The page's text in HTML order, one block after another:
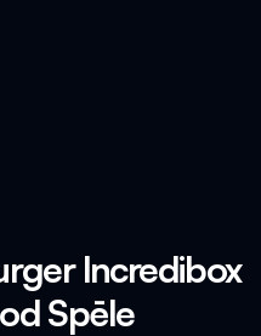
Incredibox
Spēle